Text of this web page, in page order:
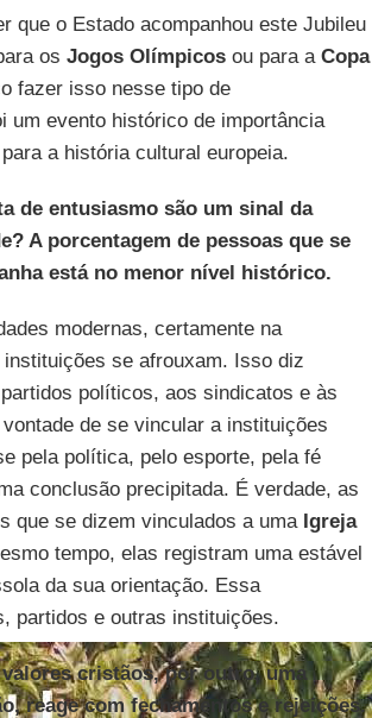
que o Estado acompanhou este Jubileu
os Jogos Olímpicosou para a Copa
fazer isso nesse tipo de
um evento histórico de importância
a história cultural europeia.
de entusiasmo são um sinal da
A porcentagem de pessoas que se
está no menor nível histórico.
modernas, certamente na
se afrouxam. Isso diz
políticos, aos sindicatos e às
de se vincular a instituições
pela política, pelo esporte, pela fé
conclusão precipitada. É verdade, as
que se dizem vinculados a uma Igreja
tempo, elas registram uma estável
da sua orientação. Essa
partidos e outras instituições.
cristãos, por outro, uma
reage com fechamentos e rejeições.